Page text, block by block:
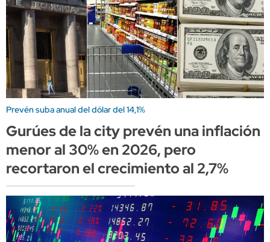
Prevén suba anual del dólar del 14,1%
Gurúes de la city prevén una inflación
menor al 30% en 2026, pero
recortaron el crecimiento al 2,7%